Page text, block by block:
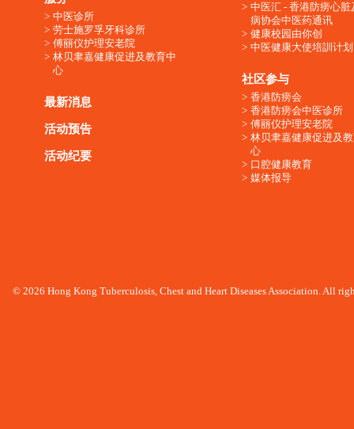
中医诊所
劳士施罗孚牙科诊所
傅丽仪护理安老院
林贝聿嘉健康促进及教育中
心
最新消息
活动预告
活动纪要
中医汇 - 香港防痨心脏
病协会中医药通讯
健康校园由你创
中医健康大使培訓计划
社区参与
香港防痨会
香港防痨会中医诊所
傅丽仪护理安老院
林贝聿嘉健康促进及
心
口腔健康教育
媒体报导
© 2026 Hong Kong Tuberculosis, Chest and Heart Diseases Association. All